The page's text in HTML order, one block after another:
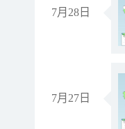
7月28日
7月27日